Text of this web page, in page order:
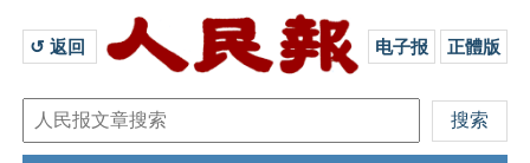
↺ 返回 电子报 正體版